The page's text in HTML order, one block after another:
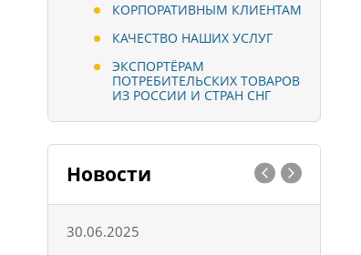
КОРПОРАТИВНЫМ КЛИЕНТАМ
КАЧЕСТВО НАШИХ УСЛУГ
ЭКСПОРТЁРАМ
ПОТРЕБИТЕЛЬСКИХ ТОВАРОВ
ИЗ РОССИИ И СТРАН СНГ
Новости
30.06.2025